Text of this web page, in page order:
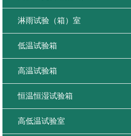
淋雨试验（箱）室
低温试验箱
高温试验箱
恒温恒湿试验箱
高低温试验室